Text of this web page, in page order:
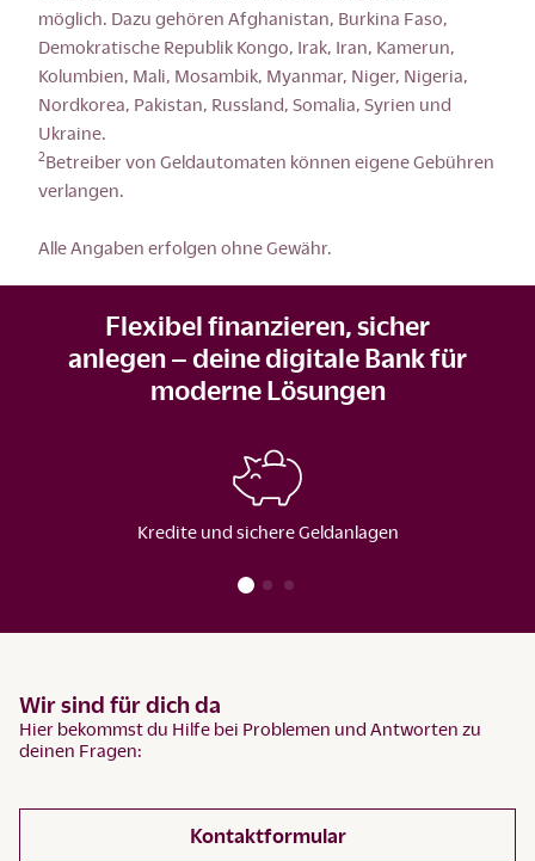
möglich. Dazu gehören Afghanistan, Burkina Faso,
Demokratische Republik Kongo, Irak, Iran, Kamerun,
Kolumbien, Mali, Mosambik, Myanmar, Niger, Nigeria,
Nordkorea, Pakistan, Russland, Somalia, Syrien und
Ukraine.
2Betreiber von Geldautomaten können eigene Gebühren
verlangen.
Alle Angaben erfolgen ohne Gewähr.
Flexibel finanzieren, sicher
anlegen – deine digitale Bank für
moderne Lösungen
Kredite und sichere Geldanlagen
Wir sind für dich da
Hier bekommst du Hilfe bei Problemen und Antworten zu
deinen Fragen:
Kontaktformular